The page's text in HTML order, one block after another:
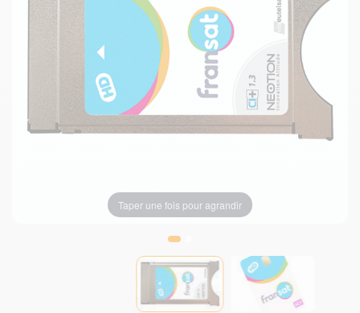
Taper une fois pour agrandir
Taper une fois pour agrandir